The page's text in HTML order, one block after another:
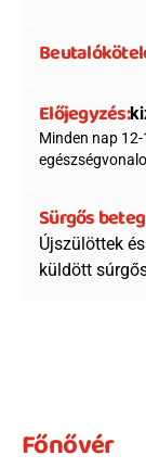
Előjegyzés:
Minden nap
Sürgős
Újszülöttek
küldött
Főnővér